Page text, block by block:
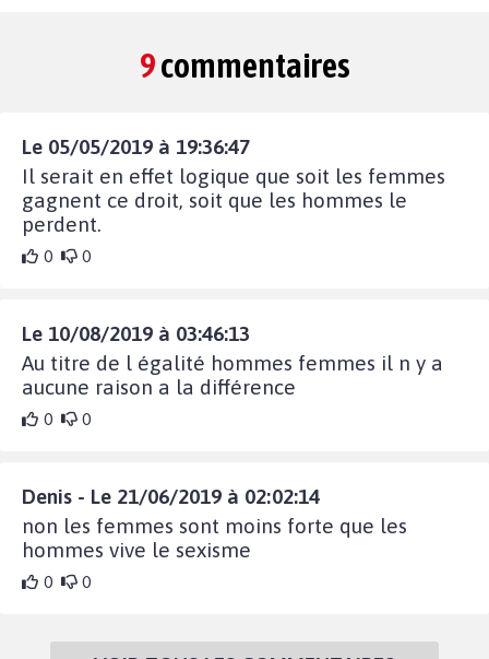
9commentaires
Le 05/05/2019 à 19:36:47
Il serait en effet logique que soit les femmes
gagnent ce droit, soit que les hommes le
perdent.
0 0
Le 10/08/2019 à 03:46:13
Au titre de l égalité hommes femmes il n y a
aucune raison a la différence
0 0
Denis - Le 21/06/2019 à 02:02:14
non les femmes sont moins forte que les
hommes vive le sexisme
0 0